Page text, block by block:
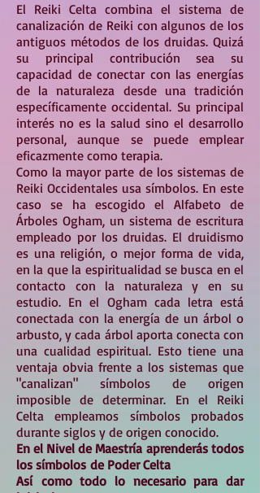
El Reiki Celta combina el sistema de
canalización de Reiki con algunos de los
antiguos métodos de los druidas. Quizá
su principal contribución sea su
capacidad de conectar con las energías
de la naturaleza desde una tradición
específicamente occidental. Su principal
interés no es la salud sino el desarrollo
personal, aunque se puede emplear
eficazmente como terapia.
Como la mayor parte de los sistemas de
Reiki Occidentales usa símbolos. En este
caso se ha escogido el Alfabeto de
Árboles Ogham, un sistema de escritura
empleado por los druidas. El druidismo
es una religión, o mejor forma de vida,
en la que la espiritualidad se busca en el
contacto con la naturaleza y en su
estudio. En el Ogham cada letra está
conectada con la energía de un árbol o
arbusto, y cada árbol aporta conecta con
una cualidad espiritual. Esto tiene una
ventaja obvia frente a los sistemas que
"canalizan" símbolos de origen
imposible de determinar. En el Reiki
Celta empleamos símbolos probados
durante siglos y de origen conocido.
En el Nivel deMaestría aprenderás todos
los símbolos de Poder Celta
Asícomo todo lo necesario para dar